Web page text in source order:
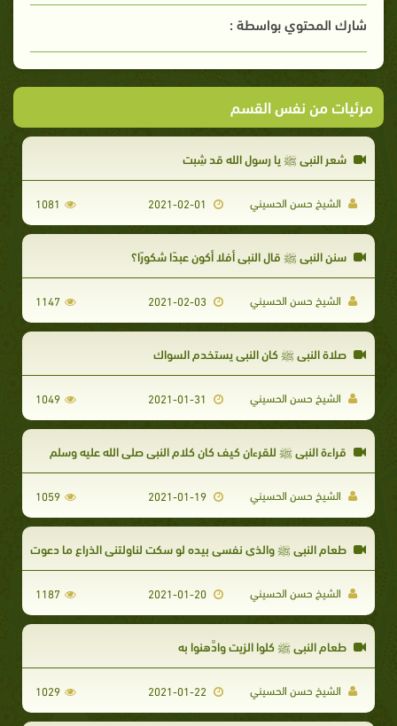
شارك المحتوي بواسطة :
مرئيات من نفس القسم
شعر النبي ﷺ يا رسول الله قد شِبت
الشيخ حسن الحسيني 1081
سنن النبي ﷺ قال النبي أفلا أكون عبدًا شكورًا؟
الشيخ حسن الحسيني 2021-02-03
1147
صلاة النبي ﷺ كان النبي يستخدم السواك
الشيخ حسن الحسيني 1049
قراءة النبي ﷺ للقرءان كيف كان كلام النبي صلى الله عليه وسلم
الشيخ حسن الحسيني 2021-01-19
1059
طعام النبي ﷺ والذي نفسي بيده لو سكت لناولتني الذراع ما دعوت
الشيخ حسن الحسيني 2021-01-20
1187
طعام النبي ﷺ كلوا الزيت وادَّهنوا به
الشيخ حسن الحسيني 1029